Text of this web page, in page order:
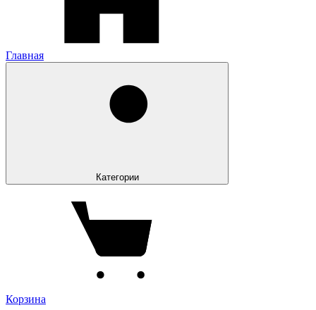
Главная
Категории
Корзина